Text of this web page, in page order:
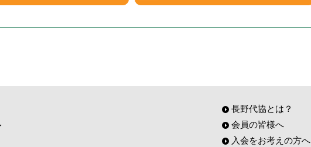
長野代協とは？
会員の皆様へ
入会をお考えの方へ